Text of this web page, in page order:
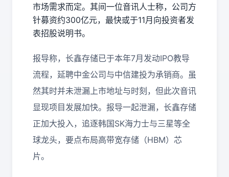
市场需求而定。其间一位音讯人士称，公司方
针募资约300亿元，最快或于11月向投资者发
表招股说明书。
报导称，长鑫存储已于本年7月发动IPO教导
流程，延聘中金公司与中信建投为承销商。虽
然其时并未泄漏上市地址与时刻，但此次音讯
显现项目发展加快。报导一起泄漏，长鑫存储
正加大投入，追逐韩国SK海力士与三星等全
球龙头，要点布局高带宽存储（HBM）芯
片。